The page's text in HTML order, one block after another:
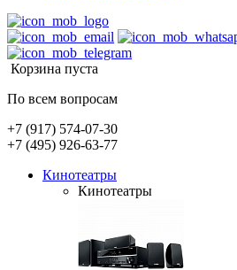
Корзина пуста
По всем вопросам
+7 (917) 574-07-30
+7 (495) 926-63-77
Кинотеатры
Кинотеатры